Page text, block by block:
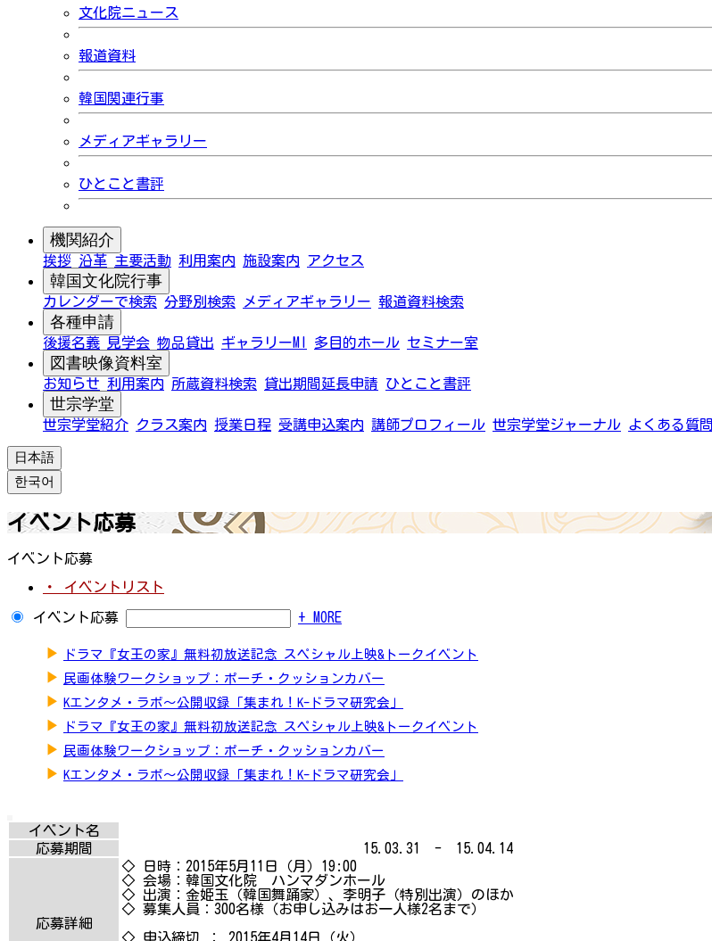
文化院ニュース
報道資料
韓国関連行事
メディアギャラリー
ひとこと書評
機関紹介
挨拶 沿革 主要活動 利用案内 施設案内 アクセス
韓国文化院行事
カレンダーで検索 分野別検索 メディアギャラリー 報道資料検索
各種申請
後援名義 見学会 物品貸出 ギャラリーMI 多目的ホール セミナー室
図書映像資料室
お知らせ 利用案内 所蔵資料検索 貸出期間延長申請 ひとこと書評
世宗学堂
世宗学堂紹介 クラス案内 授業日程 受講申込案内 講師プロフィール 世宗学堂ジャーナル よくある質問
日本語
한국어
イベント応募
イベント応募
・ イベントリスト
イベント応募 + MORE
▶ ドラマ『女王の家』無料初放送記念 スペシャル上映&トークイベント
▶ 民画体験ワークショップ：ポーチ・クッションカバー
▶ Kエンタメ・ラボ～公開収録「集まれ！K-ドラマ研究会」
▶ ドラマ『女王の家』無料初放送記念 スペシャル上映&トークイベント
▶ 民画体験ワークショップ：ポーチ・クッションカバー
▶ Kエンタメ・ラボ～公開収録「集まれ！K-ドラマ研究会」
イベント名
応募期間
15.03.31 - 15.04.14
応募詳細
◇ 日時：2015年5月11日（月）19:00
◇ 会場：韓国文化院 ハンマダンホール
◇ 出演：金姫玉（韓国舞踊家）、李明子（特別出演）のほか
◇ 募集人員：300名様（お申し込みはお一人様2名まで）
◇ 申込締切 ： 2015年4月14日（火）